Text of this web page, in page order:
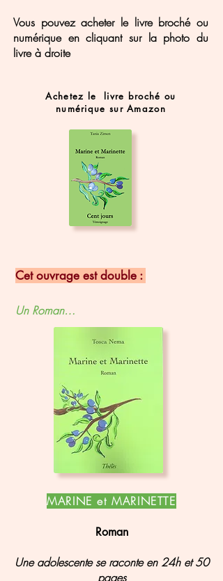
Vous pouvez acheter le livre broché ou
numérique en cliquant sur la photo du
livre à droite
Achetez le livre broché ou
numérique sur Amazon
Cet ouvrage est double :
Un Roman…
MARINE et MARINETTE
Roman
Une adolescente se raconte en 24h et 50
pages